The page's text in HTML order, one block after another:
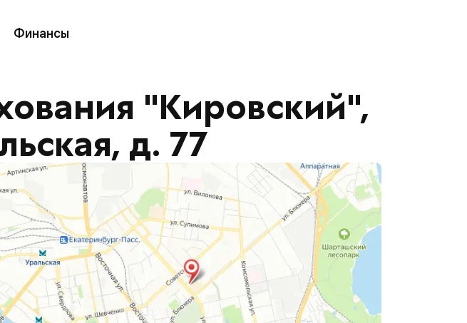
Финансы
"Кировский",
д. 77